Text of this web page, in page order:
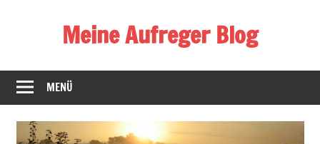
Meine Aufreger Blog
mich
positiv
negativ
MENÜ